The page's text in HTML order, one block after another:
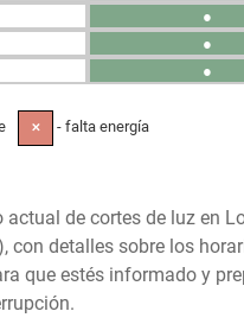
●
●
●
✕ - falta energía
actual de cortes de luz en
con detalles sobre los
que estés informado y